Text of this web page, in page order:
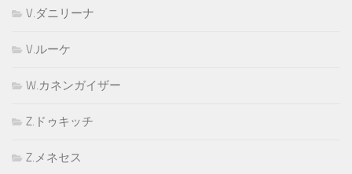
V.ダニリーナ
V.ルーケ
W.カネンガイザー
Z.ドゥキッチ
Z.メネセス